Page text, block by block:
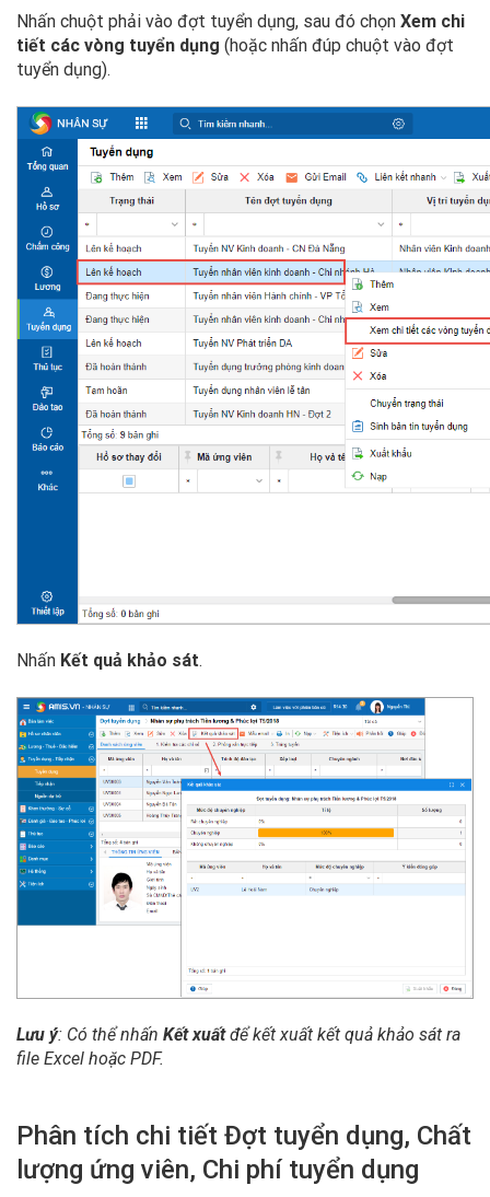
Nhấn chuột phải vào đợt tuyển dụng, sau đó chọn Xem chi
tiết các vòng tuyển dụng (hoặc nhấn đúp chuột vào đợt
tuyển dụng).
Nhấn Kết quả khảo sát.
Lưu ý: Có thể nhấn Kết xuấtđể kết xuất kết quả khảo sát ra
file Excel hoặc PDF.
Phân tích chi tiết Đợt tuyển dụng, Chất
lượng ứng viên, Chi phí tuyển dụng